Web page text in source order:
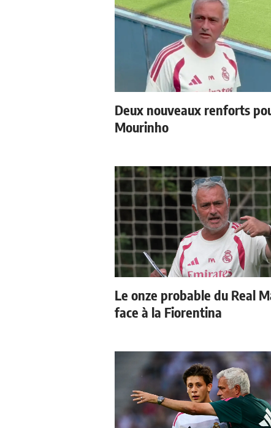
Deux nouveaux renforts
Mourinho
Le onze probable du Real
face à la Fiorentina